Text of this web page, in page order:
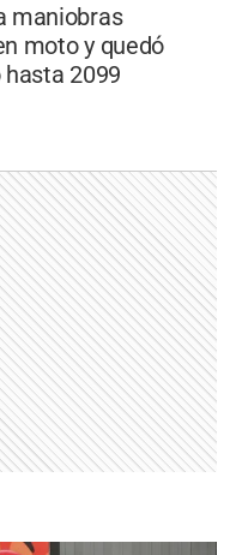
maniobras
moto y quedó
2099